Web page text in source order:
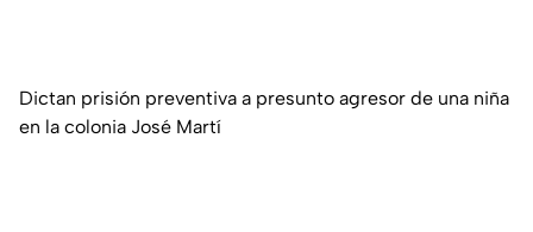
Dictan prisión preventiva a presunto agresor de una niña
en la colonia José Martí